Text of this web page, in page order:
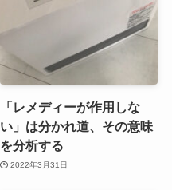
「レメディーが作用しな
い」は分かれ道、その意味
を分析する
2022年3月31日